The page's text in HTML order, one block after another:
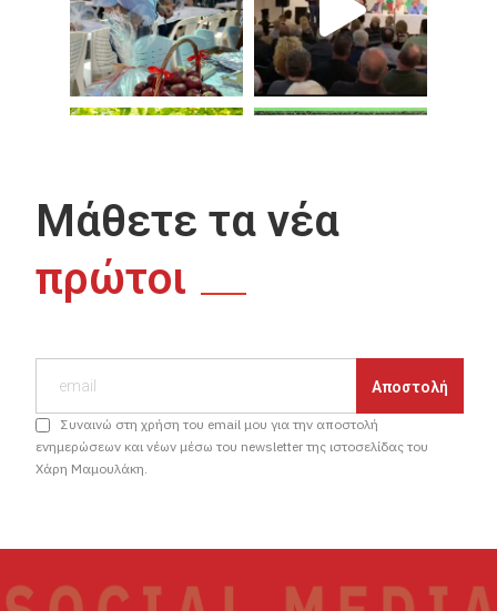
Μάθετε τα νέα
πρώτοι
Συναινώ στη χρήση του email μου για την αποστολή
ενημερώσεων και νέων μέσω του newsletter της ιστοσελίδας του
Χάρη Μαμουλάκη.